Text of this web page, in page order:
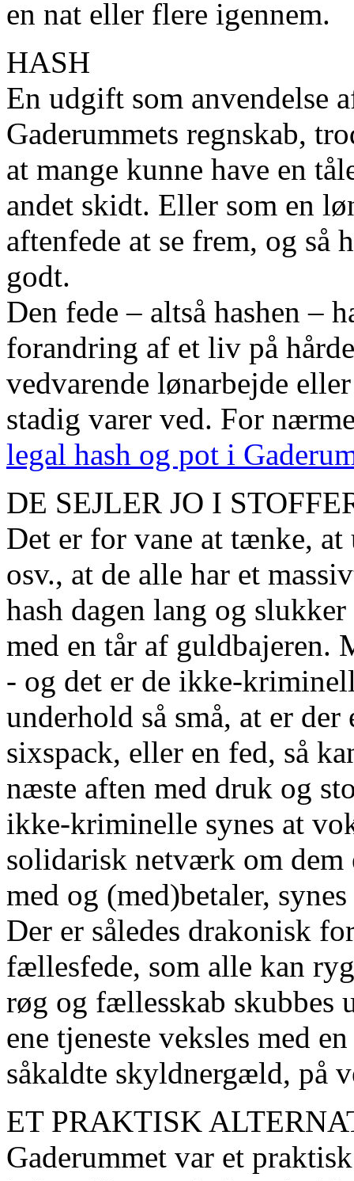
en nat eller flere igennem.
HASH
En udgift som anvendelse
Gaderummets regnskab,
at mange kunne have en
andet skidt. Eller som en
aftenfede at se frem, og så
godt.
Den fede – altså hashen –
forandring af et liv på
vedvarende lønarbejde
stadig varer ved. For
legal hash og pot i
DE SEJLER JO I
Det er for vane at tænke,
osv., at de alle har et
hash dagen lang og
med en tår af guldbajeren.
- og det er de ikke-
underhold så små, at er
sixspack, eller en fed, så
næste aften med druk og
ikke-kriminelle synes at
solidarisk netværk om
med og (med)betaler,
Der er således drakonisk
fællesfede, som alle kan
røg og fællesskab skubbes
ene tjeneste veksles med
såkaldte skyldnergæld, på
ET PRAKTISK
Gaderummet var et